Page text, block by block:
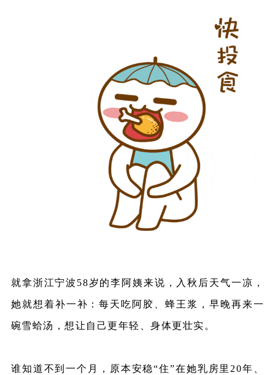
就拿浙江宁波58岁的李阿姨来说，入秋后天气一凉，
她就想着补一补：每天吃阿胶、蜂王浆，早晚再来一
碗雪蛤汤 ，想让自己更年轻、身体更壮实。
谁知道不到一个月，原本安稳“住”在她乳房里20年、